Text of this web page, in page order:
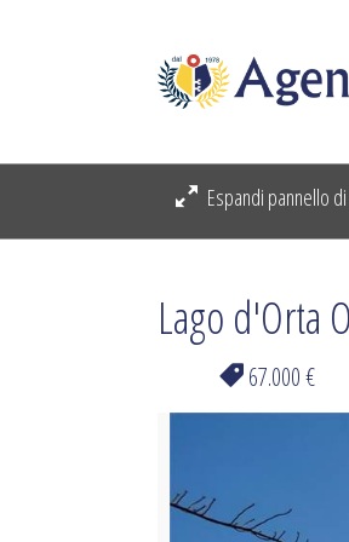
Espandi pannello
Lago d'Orta
67.000 €